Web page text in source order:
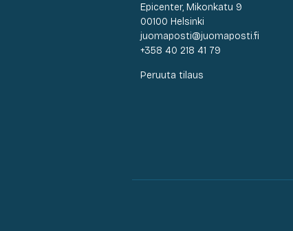
Epicenter, Mikonkatu 9
00100 Helsinki
juomaposti@juomaposti.fi
+358 40 218 41 79
Peruuta tilaus